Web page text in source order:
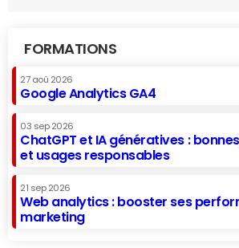
FORMATIONS
27 aoû 2026
Google Analytics GA4
03 sep 2026
ChatGPT et IA génératives :
et usages responsables
21 sep 2026
Web analytics : booster ses
marketing